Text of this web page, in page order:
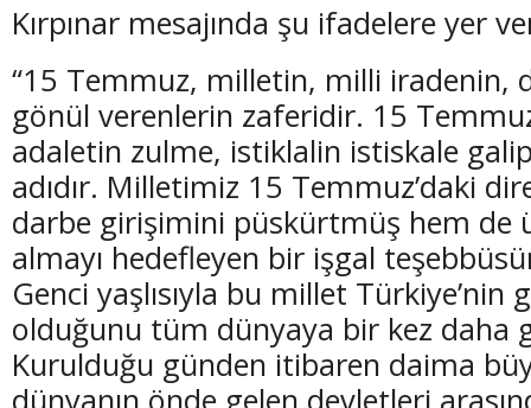
Kırpınar mesajında şu ifadelere yer
“15 Temmuz, milletin, milli iradenin,
gönül verenlerin zaferidir. 15
adaletin zulme, istiklalin istiskale
adıdır. Milletimiz 15 Temmuz’daki
darbe girişimini püskürtmüş hem de
almayı hedefleyen bir işgal
Genci yaşlısıyla bu millet Türkiye’nin
olduğunu tüm dünyaya bir kez daha
Kurulduğu günden itibaren daima
dünyanın önde gelen devletleri
(20 Şubat - 20 Mart)
Balık Burcunun 06.08.2026 Günlük Yorumu
(21 Mart - 20
Koç